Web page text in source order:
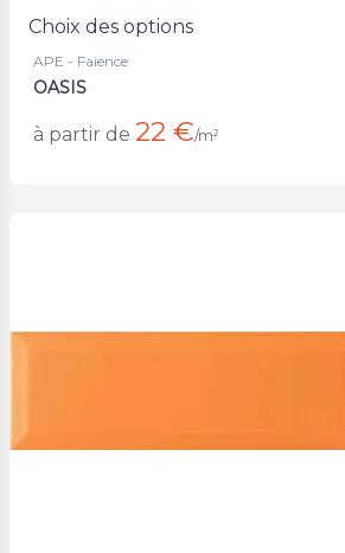
Choix des options
APE - Faience
OASIS
à partir de 22 €/m²